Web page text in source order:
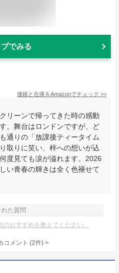
でみる
価格と在庫をAmazonでチェック >>
リーンで帰ってきた時の感動
。舞台はロンドンですが、ど
通りの「放課後ティータイム
取りに笑い、梓への想いが込
度見ても涙が溢れます。2026
い青春の輝きは全く色褪せて
れた質問
おすすめを教えてください。
コメント (2件) >